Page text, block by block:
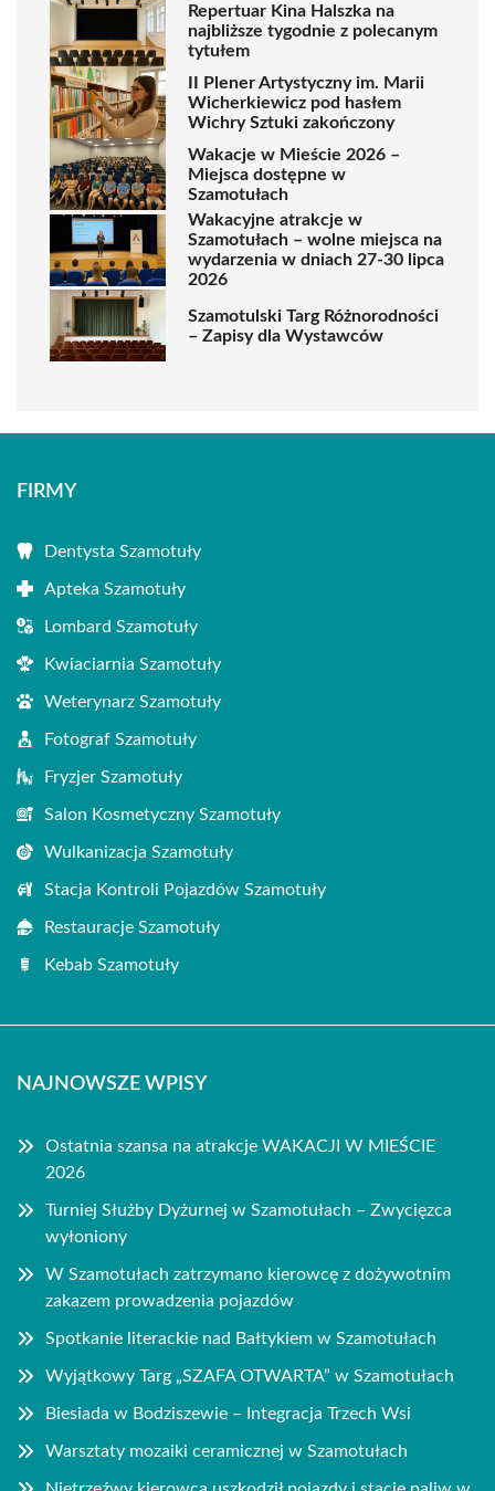
Repertuar Kina Halszka na
najbliższe tygodnie z polecanym
tytułem
II Plener Artystyczny im. Marii
Wicherkiewicz pod hasłem
Wichry Sztuki zakończony
Wakacje w Mieście 2026 –
Miejsca dostępne w
Szamotułach
Wakacyjne atrakcje w
Szamotułach – wolne miejsca na
wydarzenia w dniach 27-30 lipca
2026
Szamotulski Targ Różnorodności
– Zapisy dla Wystawców
FIRMY
Dentysta Szamotuły
Apteka Szamotuły
Lombard Szamotuły
Kwiaciarnia Szamotuły
Weterynarz Szamotuły
Fotograf Szamotuły
Fryzjer Szamotuły
Salon Kosmetyczny Szamotuły
Wulkanizacja Szamotuły
Stacja Kontroli Pojazdów Szamotuły
Restauracje Szamotuły
Kebab Szamotuły
NAJNOWSZE WPISY
Ostatnia szansa na atrakcje WAKACJI W MIEŚCIE
2026
Turniej Służby Dyżurnej w Szamotułach – Zwycięzca
wyłoniony
W Szamotułach zatrzymano kierowcę z dożywotnim
zakazem prowadzenia pojazdów
Spotkanie literackie nad Bałtykiem w Szamotułach
Wyjątkowy Targ „SZAFA OTWARTA” w Szamotułach
Biesiada w Bodziszewie – Integracja Trzech Wsi
Warsztaty mozaiki ceramicznej w Szamotułach